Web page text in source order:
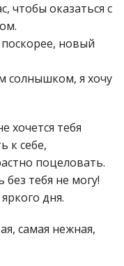
чтобы оказаться с
новый
солнышком, я хочу
хочется тебя
к себе,
поцеловать.
тебя не могу!
дня.
самая нежная,